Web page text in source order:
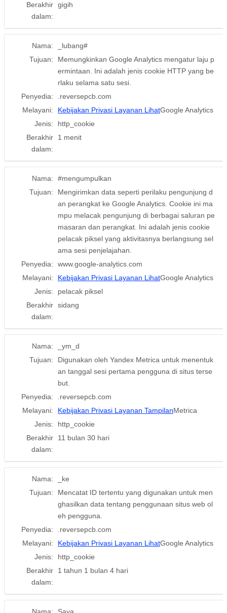
Berakhir
dalam:
gigih
Nama:
_lubang#
Tujuan:
Memungkinkan Google Analytics mengatur laju p
ermintaan. Ini adalah jenis cookie HTTP yang be
rlaku selama satu sesi.
Penyedia:
.reversepcb.com
Melayani:
Kebijakan Privasi Layanan LihatGoogle Analytics
Jenis:
http_cookie
Berakhir
dalam:
1 menit
Nama:
#mengumpulkan
Tujuan:
Mengirimkan data seperti perilaku pengunjung d
an perangkat ke Google Analytics. Cookie ini ma
mpu melacak pengunjung di berbagai saluran pe
masaran dan perangkat. Ini adalah jenis cookie
pelacak piksel yang aktivitasnya berlangsung sel
ama sesi penjelajahan.
Penyedia:
www.google-analytics.com
Melayani:
Kebijakan Privasi Layanan LihatGoogle Analytics
Jenis:
pelacak piksel
Berakhir
dalam:
sidang
Nama:
_ym_d
Tujuan:
Digunakan oleh Yandex Metrica untuk menentuk
an tanggal sesi pertama pengguna di situs terse
but.
Penyedia:
.reversepcb.com
Melayani:
Kebijakan Privasi Layanan TampilanMetrica
Jenis:
http_cookie
Berakhir
dalam:
11 bulan 30 hari
Nama:
_ke
Tujuan:
Mencatat ID tertentu yang digunakan untuk men
ghasilkan data tentang penggunaan situs web ol
eh pengguna.
Penyedia:
.reversepcb.com
Melayani:
Kebijakan Privasi Layanan LihatGoogle Analytics
Jenis:
http_cookie
Berakhir
dalam:
1 tahun 1 bulan 4 hari